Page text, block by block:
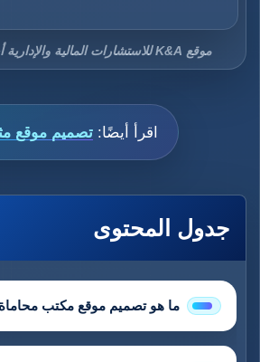
موقع K&A للاستشارات المالية والإدارية أحد أعمال قيمة تك
اقرأ أيضًا:تصميم موقع
جدول المحتوى
ما هو تصميم موقع مكتب محاماة